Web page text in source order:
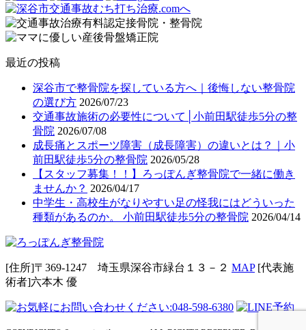
最近の投稿
深谷市で整骨院を探している方へ｜後悔しない整骨院
の選び方 2026/07/23
交通事故施術の必要性について│小前田駅徒歩5分の整
骨院 2026/07/08
成長痛とスポーツ障害（成長障害）の違いとは？｜小
前田駅徒歩5分の整骨院 2026/05/28
【スタッフ募集！！】ろっぽんぎ整骨院で一緒に働き
ませんか？ 2026/04/17
中学生・高校生がなりやすい足の怪我にはどういった
種類があるのか。 小前田駅徒歩5分の整骨院 2026/04/14
[住所]〒369-1247 埼玉県深谷市緑台１３－２ MAP[代表施
術者]六本⽊ 優